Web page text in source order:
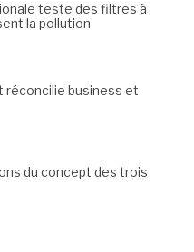
teste des filtres à
la pollution
réconcilie business et
du concept des trois